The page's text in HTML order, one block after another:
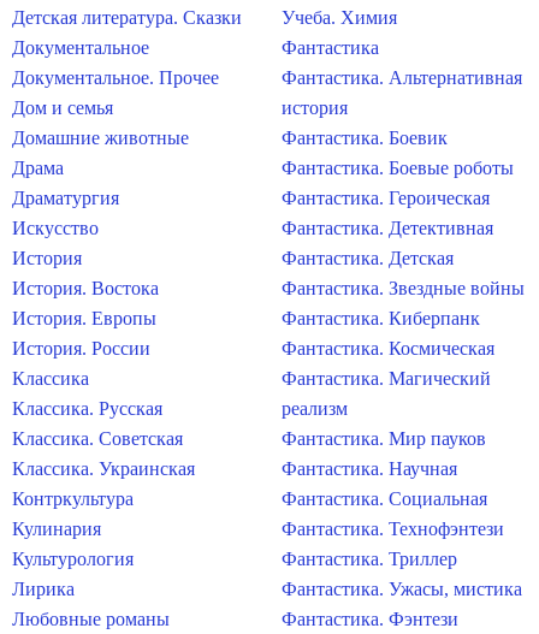
Детская литература. Сказки
Документальное
Документальное. Прочее
Дом и семья
Домашние животные
Драма
Драматургия
Искусство
История
История. Востока
История. Европы
История. России
Классика
Классика. Русская
Классика. Советская
Классика. Украинская
Контркультура
Кулинария
Культурология
Лирика
Любовные романы
Учеба. Химия
Фантастика
Фантастика. Альтернативная
история
Фантастика. Боевик
Фантастика. Боевые роботы
Фантастика. Героическая
Фантастика. Детективная
Фантастика. Детская
Фантастика. Звездные войны
Фантастика. Киберпанк
Фантастика. Космическая
Фантастика. Магический
реализм
Фантастика. Мир пауков
Фантастика. Научная
Фантастика. Социальная
Фантастика. Технофэнтези
Фантастика. Триллер
Фантастика. Ужасы, мистика
Фантастика. Фэнтези